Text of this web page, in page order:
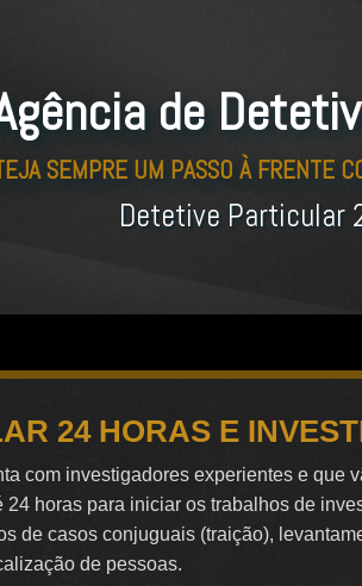
de
SEMPRE UM PASSO À FRENTE
Detetive Particular
24 HORAS E
com investigadores experientes e que
horas para iniciar os trabalhos de
de casos conjuguais (traição),
de pessoas.